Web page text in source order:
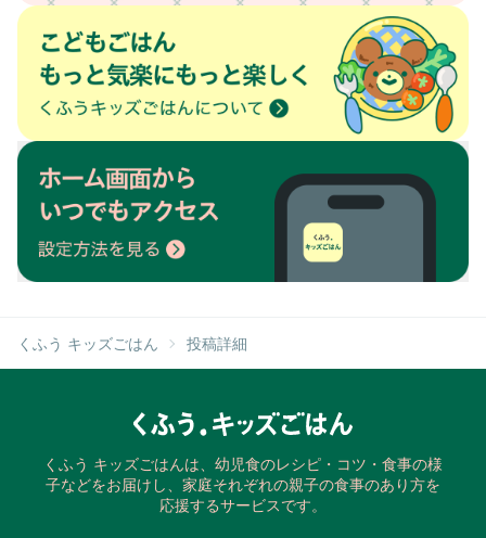
くふう キッズごはん 投稿詳細
くふう キッズごはんは、幼児食のレシピ・コツ・食事の様
子などをお届けし、家庭それぞれの親子の食事のあり方を
応援するサービスです。